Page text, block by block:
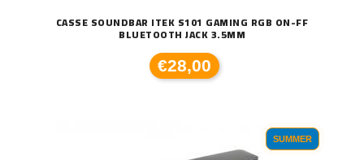
CASSE SOUNDBAR ITEK S101 GAMING RGB ON-FF
BLUETOOTH JACK 3.5MM
€28,00
SUMMER